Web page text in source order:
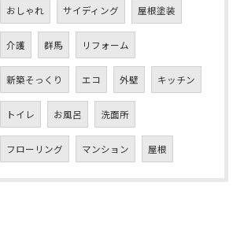
おしゃれ サイディング 屋根塗装
介護 群馬 リフォーム
新築そっくり エコ 外壁 キッチン
トイレ お風呂 洗面所
フローリング マンション 屋根